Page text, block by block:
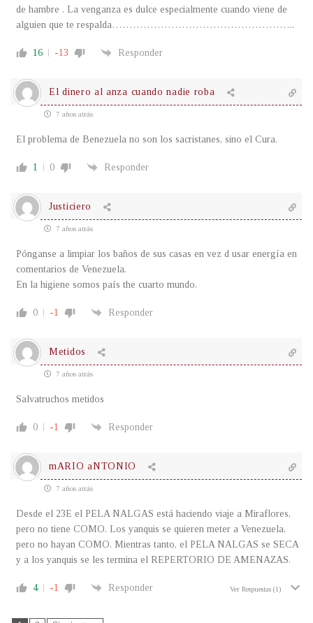
de hambre . La venganza es dulce especialmente cuando viene de
alguien que te respalda……………………………………………..
16 -13 Responder
El dinero al anza cuando nadie roba
7 años atrás
El problema de Benezuela no son los sacristanes, sino el Cura.
1 0 Responder
Justiciero
7 años atrás
Pónganse a limpiar los baños de sus casas en vez d usar energía en
comentarios de Venezuela.
En la higiene somos país the cuarto mundo.
0 -1 Responder
Metidos
7 años atrás
Salvatruchos metidos
0 -1 Responder
mARIO aNTONIO
7 años atrás
Desde el 23E el PELA NALGAS está haciendo viaje a Miraflores,
pero no tiene COMO. Los yanquis se quieren meter a Venezuela,
pero no hayan COMO. Mientras tanto, el PELA NALGAS se SECA
y a los yanquis se les termina el REPERTORIO DE AMENAZAS.
4 -1 Responder Ver Respuestas (1)